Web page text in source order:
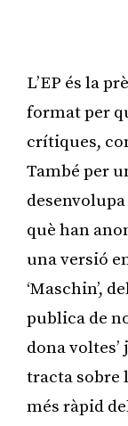
L’EP és la
format per
crítiques,
També per
què han
una versió
‘Maschin’,
publica de
dona
tracta sobre
més ràpid